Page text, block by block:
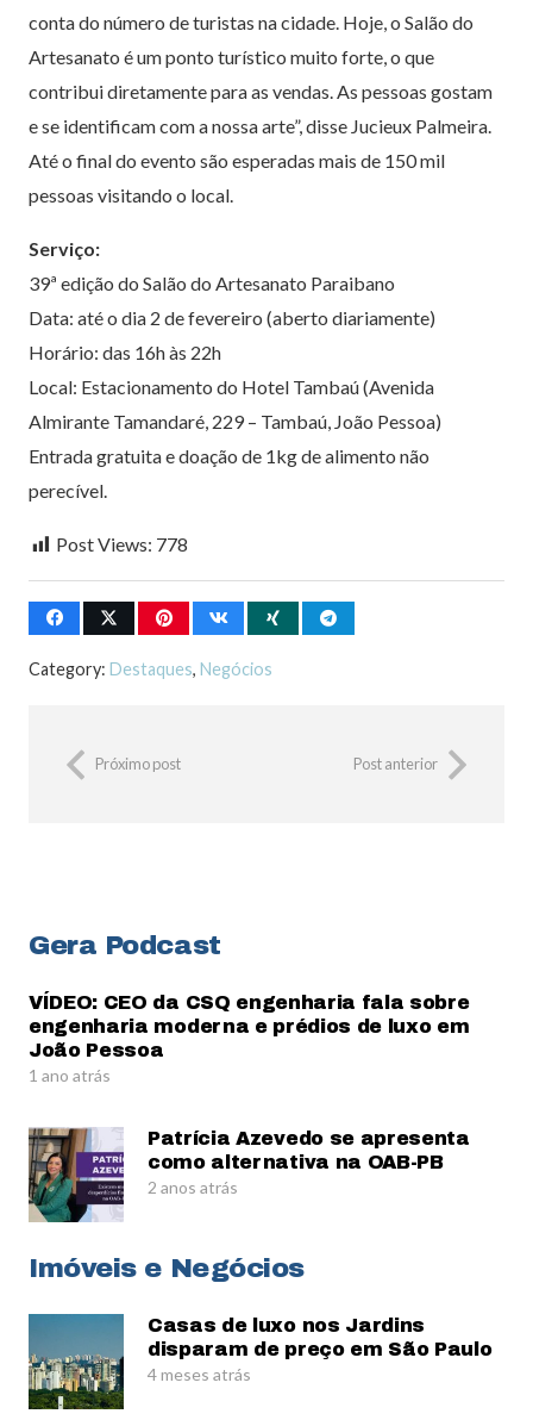
conta do número de turistas na cidade. Hoje, o Salão do
Artesanato é um ponto turístico muito forte, o que
contribui diretamente para as vendas. As pessoas gostam
e se identificam com a nossa arte”, disse Jucieux Palmeira.
Até o final do evento são esperadas mais de 150 mil
pessoas visitando o local.
Serviço:
39ª edição do Salão do Artesanato Paraibano
Data: até o dia 2 de fevereiro (aberto diariamente)
Horário: das 16h às 22h
Local: Estacionamento do Hotel Tambaú (Avenida
Almirante Tamandaré, 229 – Tambaú, João Pessoa)
Entrada gratuita e doação de 1kg de alimento não
perecível.
Post Views: 778
Category: Destaques, Negócios
Próximo post Post anterior
Gera Podcast
VÍDEO: CEO da CSQ engenharia fala sobre
engenharia moderna e prédios de luxo em
João Pessoa
1 ano atrás
Patrícia Azevedo se apresenta
como alternativa na OAB-PB
2 anos atrás
Imóveis e Negócios
Casas de luxo nos Jardins
disparam de preço em São Paulo
4 meses atrás